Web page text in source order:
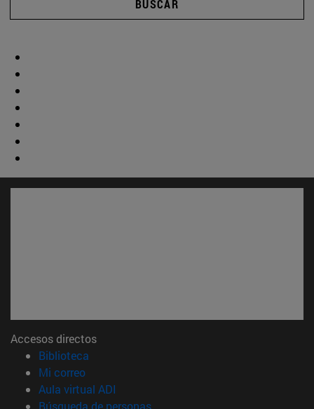
BUSCAR
Accesos directos
Biblioteca
Mi correo(abre en nueva ventana)
Aula virtual ADI
Búsqueda de personas(abre en nueva ventana)